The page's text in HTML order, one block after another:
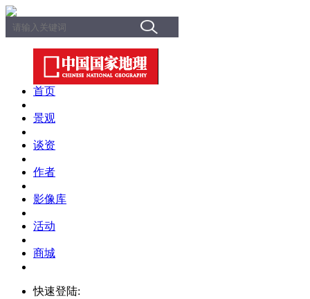
首页
景观
谈资
作者
影像库
活动
商城
快速登陆: